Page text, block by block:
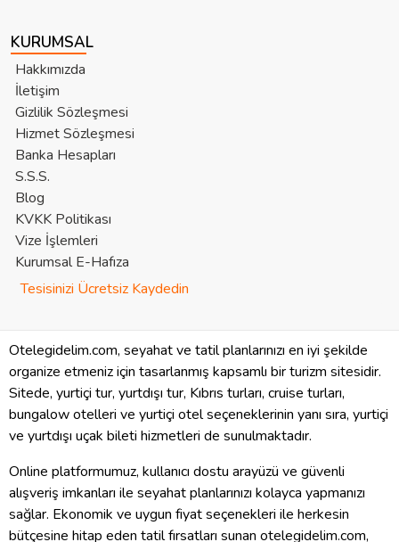
KURUMSAL
Hakkımızda
İletişim
Gizlilik Sözleşmesi
Hizmet Sözleşmesi
Banka Hesapları
S.S.S.
Blog
KVKK Politikası
Vize İşlemleri
Kurumsal E-Hafıza
Tesisinizi Ücretsiz Kaydedin
Otelegidelim.com, seyahat ve tatil planlarınızı en iyi şekilde
organize etmeniz için tasarlanmış kapsamlı bir turizm sitesidir.
Sitede, yurtiçi tur, yurtdışı tur, Kıbrıs turları, cruise turları,
bungalow otelleri ve yurtiçi otel seçeneklerinin yanı sıra, yurtiçi
ve yurtdışı uçak bileti hizmetleri de sunulmaktadır.
Online platformumuz, kullanıcı dostu arayüzü ve güvenli
alışveriş imkanları ile seyahat planlarınızı kolayca yapmanızı
sağlar. Ekonomik ve uygun fiyat seçenekleri ile herkesin
bütçesine hitap eden tatil fırsatları sunan otelegidelim.com,